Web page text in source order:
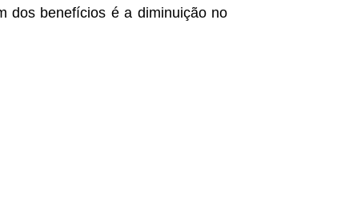
dos benefícios é a diminuição no